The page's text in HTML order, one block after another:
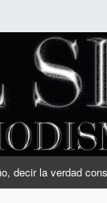
decir la verdad